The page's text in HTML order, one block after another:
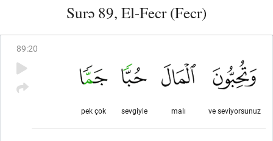
Surə 89, El-Fecr (Fecr)
89:20
ve seviyorsunuz
malı
sevgiyle
pek çok